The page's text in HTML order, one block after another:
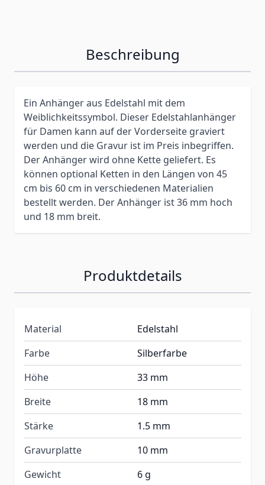
Beschreibung
Ein Anhänger aus Edelstahl mit dem
Weiblichkeitssymbol. Dieser Edelstahlanhänger
für Damen kann auf der Vorderseite graviert
werden und die Gravur ist im Preis inbegriffen.
Der Anhänger wird ohne Kette geliefert. Es
können optional Ketten in den Längen von 45
cm bis 60 cm in verschiedenen Materialien
bestellt werden. Der Anhänger ist 36 mm hoch
und 18 mm breit.
Produktdetails
Material
Edelstahl
Farbe
Silberfarbe
Höhe
33 mm
Breite
18 mm
Stärke
1.5 mm
Gravurplatte
10 mm
Gewicht
6 g